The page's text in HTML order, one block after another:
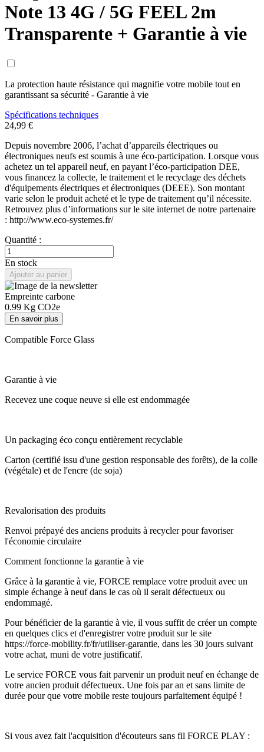
Note 13 4G / 5G FEEL 2m
Transparente + Garantie à vie
La protection haute résistance qui magnifie votre mobile tout en
garantissant sa sécurité - Garantie à vie
Spécifications techniques
24,99 €
Depuis novembre 2006, l’achat d’appareils électriques ou
électroniques neufs est soumis à une éco-participation. Lorsque vous
achetez un tel appareil neuf, en payant l’éco-participation DEE,
vous financez la collecte, le traitement et le recyclage des déchets
d'équipements électriques et électroniques (DEEE). Son montant
varie selon le produit acheté et le type de traitement qu’il nécessite.
Retrouvez plus d’informations sur le site internet de notre partenaire
: http://www.eco-systemes.fr/
Quantité :
En stock
Ajouter au panier
Empreinte carbone
0.99 Kg CO2e
En savoir plus
Compatible Force Glass
Garantie à vie
Recevez une coque neuve si elle est endommagée
Un packaging éco conçu entièrement recyclable
Carton (certifié issu d'une gestion responsable des forêts), de la colle
(végétale) et de l'encre (de soja)
Revalorisation des produits
Renvoi prépayé des anciens produits à recycler pour favoriser
l'économie circulaire
Comment fonctionne la garantie à vie
Grâce à la garantie à vie, FORCE remplace votre produit avec un
simple échange à neuf dans le cas où il serait défectueux ou
endommagé.
Pour bénéficier de la garantie à vie, il vous suffit de créer un compte
en quelques clics et d'enregistrer votre produit sur le site
https://force-mobility.fr/fr/utiliser-garantie, dans les 30 jours suivant
votre achat, muni de votre justificatif.
Le service FORCE vous fait parvenir un produit neuf en échange de
votre ancien produit défectueux. Une fois par an et sans limite de
durée pour que votre mobile reste toujours parfaitement équipé !
Si vous avez fait l'acquisition d'écouteurs sans fil FORCE PLAY :